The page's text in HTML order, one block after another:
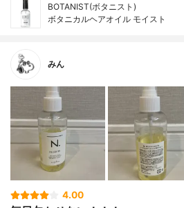
BOTANIST(ボタニスト)
ボタニカルヘアオイル モイスト
みん
4.00